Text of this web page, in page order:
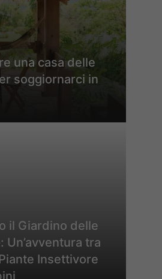
una casa delle
soggiornarci in
il Giardino delle
Un’avventura tra
Insettivore